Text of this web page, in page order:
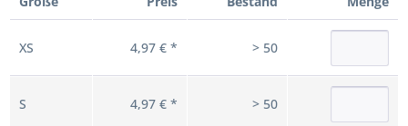
XS 4,97 € * > 50
S 4,97 € * > 50